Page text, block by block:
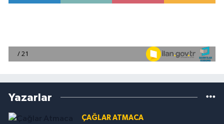
Yazarlar
ÇAĞLAR ATMACA